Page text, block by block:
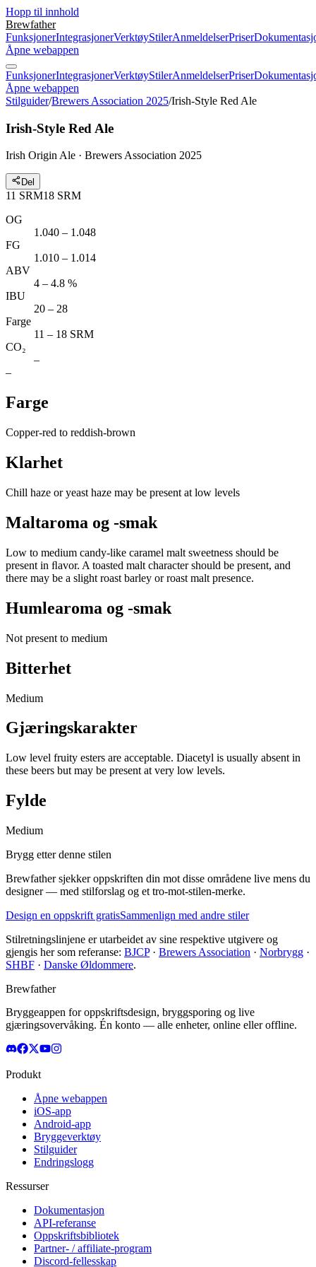
Hopp til innhold
Brewfather
FunksjonerIntegrasjonerVerktøyStilerAnmeldelserPriser
Åpne webappen
FunksjonerIntegrasjonerVerktøyStilerAnmeldelserPriser
Åpne webappen
Stilguider/Brewers Association 2025/Irish-Style Red Ale
Irish-Style Red Ale
Irish Origin Ale · Brewers Association 2025
Del
11 SRM18 SRM
OG
1.040 – 1.048
FG
1.010 – 1.014
ABV
4 – 4.8 %
IBU
20 – 28
Farge
11 – 18 SRM
CO₂
–
–
Farge
Copper-red to reddish-brown
Klarhet
Chill haze or yeast haze may be present at low levels
Maltaroma og -smak
Low to medium candy-like caramel malt sweetness should be
present in ﬂavor. A toasted malt character should be present, and
there may be a slight roast barley or roast malt presence.
Humlearoma og -smak
Not present to medium
Bitterhet
Medium
Gjæringskarakter
Low level fruity esters are acceptable. Diacetyl is usually absent in
these beers but may be present at very low levels.
Fylde
Medium
Brygg etter denne stilen
Brewfather sjekker oppskriften din mot disse områdene live mens du
designer — med stilforslag og et tro-mot-stilen-merke.
Design en oppskrift gratisSammenlign med andre stiler
Stilretningslinjene er utarbeidet av sine respektive utgivere og
gjengis her som referanse: BJCP· Brewers Association · Norbrygg ·
SHBF · Danske Øldommere.
Brewfather
Bryggeappen for oppskriftsdesign, bryggsporing og live
gjæringsovervåking. Én konto — alle enheter, online eller offline.
Produkt
Åpne webappen
iOS-app
Android-app
Bryggeverktøy
Stilguider
Endringslogg
Ressurser
Dokumentasjon
API-referanse
Oppskriftsbibliotek
Partner- / affiliate-program
Discord-fellesskap